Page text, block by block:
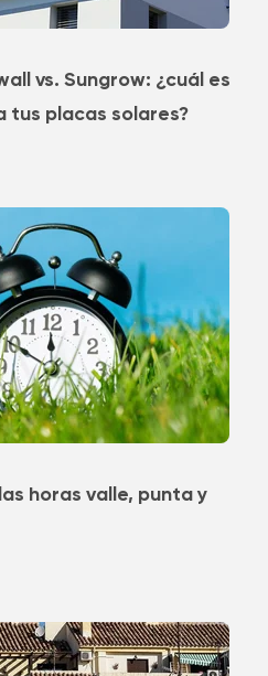
vs. Sungrow: ¿cuál es
tus placas solares?
horas valle, punta y